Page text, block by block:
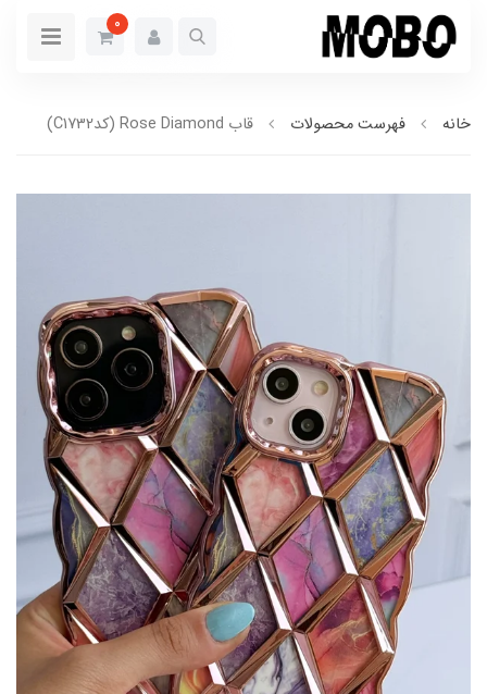
0
خانه فهرست محصولات قاب Rose Diamond (کدC1732)